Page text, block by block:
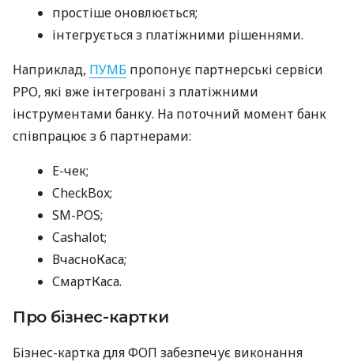
простіше оновлюється;
інтегрується з платіжними рішеннями.
Наприклад, ПУМБ пропонує партнерські сервіси
РРО, які вже інтегровані з платіжними
інструментами банку. На поточний момент банк
співпрацює з 6 партнерами:
E-чек;
CheckBox;
SM-POS;
Cashalot;
ВчасноКаса;
СмартКаса.
Про бізнес-картки
Бізнес-картка для ФОП забезпечує виконання